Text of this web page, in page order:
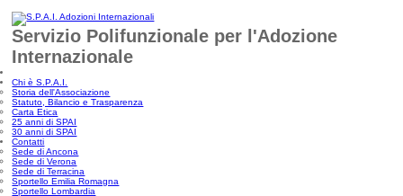
Servizio Polifunzionale per l'Adozione
Internazionale
Chi è S.P.A.I.
Storia dell'Associazione
Statuto, Bilancio e Trasparenza
Carta Etica
25 anni di SPAI
30 anni di SPAI
Contatti
Sede di Ancona
Sede di Verona
Sede di Terracina
Sportello Emilia Romagna
Sportello Lombardia